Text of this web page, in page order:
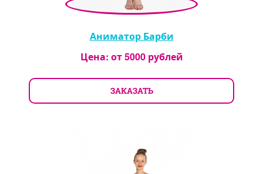
Аниматор Барби
Цена: от5000рублей
ЗАКАЗАТЬ